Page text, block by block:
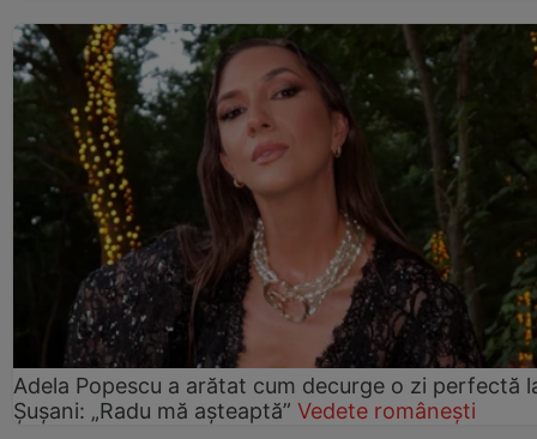
Adela Popescu a arătat cum decurge o zi perfectă
Șușani: „Radu mă așteaptă” Vedete românești